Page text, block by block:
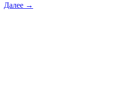
Далее →